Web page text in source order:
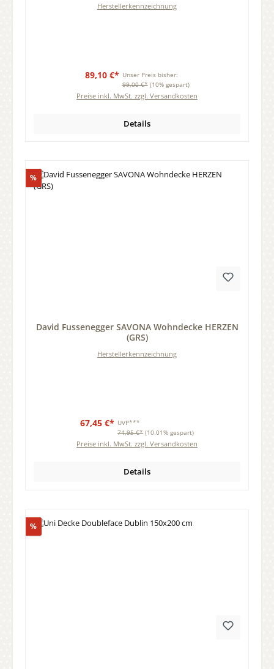
Herstellerkennzeichnung
89,10 €* Unser Preis bisher:
99,00 €* (10% gespart)
Preise inkl. MwSt. zzgl. Versandkosten
Details
%Rabatt
David Fussenegger SAVONA Wohndecke HERZEN
(GRS)
Herstellerkennzeichnung
67,45 €* UVP***
74,95 €* (10.01% gespart)
Preise inkl. MwSt. zzgl. Versandkosten
Details
%Rabatt